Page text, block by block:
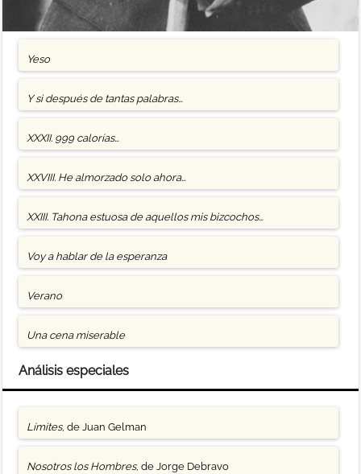
Yeso
Y si después de tantas palabras…
XXXII. 999 calorías…
XXVIII. He almorzado solo ahora…
XXIII. Tahona estuosa de aquellos mis bizcochos…
Voy a hablar de la esperanza
Verano
Una cena miserable
Análisis especiales
Límites, de Juan Gelman
Nosotros los Hombres, de Jorge Debravo